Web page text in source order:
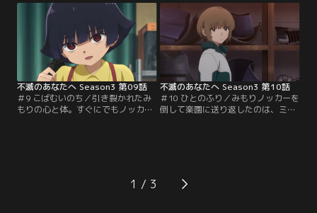
く変化する。しかしみもり自身は、
家でも学校でも孤独だった。そんな
彼女の体を理不尽に奪ったノッカ
ー。人間の命を脅かすノッカーに、
フシは再び立ち向かうことを覚悟す
るが、ユーキは反対する。
に、詰め寄ってしまう。そんな中、
恋心を持つミズハの勢いに押された
フシは、初デート。街中で遠い昔の
日々に思いをはせるうち、かつてと
もに生き、戦って失った仲間たちが
懐かしくなって……。
不滅のあなたへ Season3 第09話
＃9 こばむいのち／引き裂かれたみ
もりの心と体。すぐにでもノッカー
の覚悟でみもりに訴えかける。みも
りの心を救えるのは、ひろとしか、
不滅のあなたへ Season3 第10話
＃10 ひとのふり／みもりノッカーを
倒して楽園に送り返したのは、ミズ
手との再会を果たす。守護団とノッ
カー、数百年に渡るその目的が明ら
1